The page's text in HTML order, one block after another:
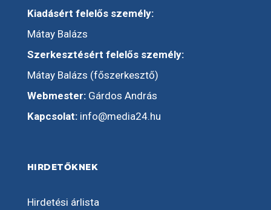
Kiadásért felelős személy:
Mátay Balázs
Szerkesztésért felelős személy:
Mátay Balázs (főszerkesztő)
Webmester:Gárdos András
Kapcsolat: info@media24.hu
HIRDETŐKNEK
Hirdetési árlista